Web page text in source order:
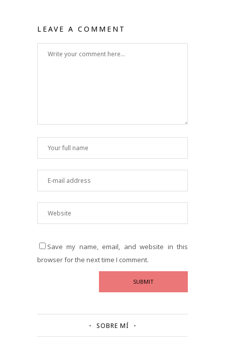
LEAVE A COMMENT
Save my name, email, and website in this
browser for the next time I comment.
SOBRE MÍ